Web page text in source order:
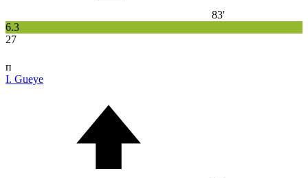
83'
6.3
27
п
I. Gueye